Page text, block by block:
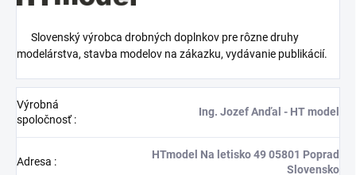
Slovenský výrobca drobných doplnkov pre rôzne druhy
modelárstva, stavba modelov na zákazku, vydávanie publikácií.
Výrobná
spoločnosť:
Ing. Jozef Anďal - HT model
Adresa :
HTmodel Na letisko 49 05801 Poprad
Slovensko